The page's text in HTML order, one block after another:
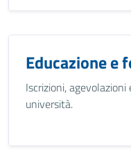
Educazione e
Iscrizioni,
università.